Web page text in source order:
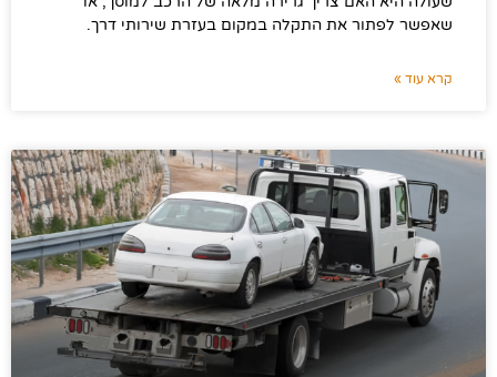
שאפשר לפתור את התקלה במקום בעזרת שירותי דרך.
קרא עוד »